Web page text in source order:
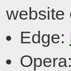
website
Edge: